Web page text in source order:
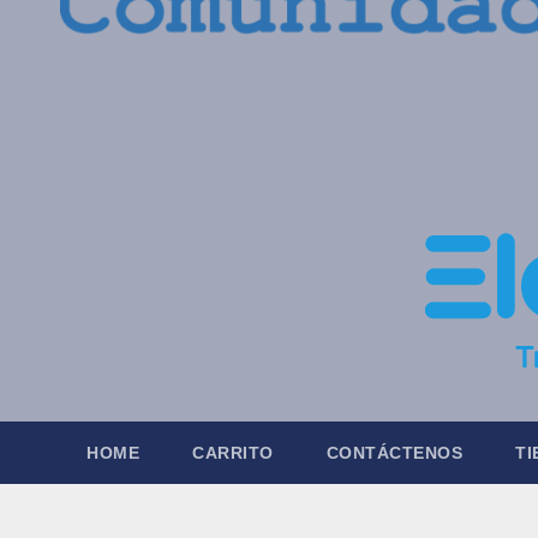
HOME CARRITO CONTÁCTENOS